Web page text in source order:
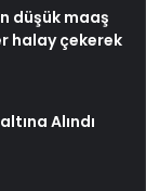
düşük maaş
halay çekerek
Alındı